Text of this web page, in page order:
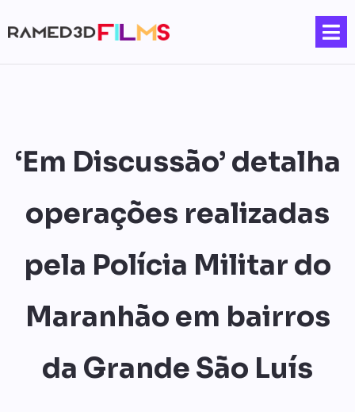
‘Em Discussão’ detalha
operações realizadas
pela Polícia Militar do
Maranhão em bairros
da Grande São Luís